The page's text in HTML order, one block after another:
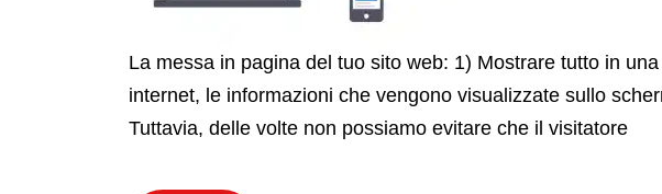
La messa in pagina del tuo sito web: 1) Mostrare tutto in
internet, le informazioni che vengono visualizzate sullo
Tuttavia, delle volte non possiamo evitare che il visitatore